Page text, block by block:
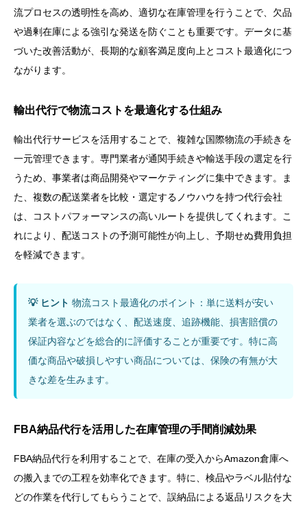
流プロセスの透明性を高め、適切な在庫管理を行うことで、欠品
や過剰在庫による強引な発送を防ぐことも重要です。データに基
づいた改善活動が、長期的な顧客満足度向上とコスト最適化につ
ながります。
輸出代行で物流コストを最適化する仕組み
輸出代行サービスを活用することで、複雑な国際物流の手続きを
一元管理できます。専門業者が通関手続きや輸送手段の選定を行
うため、事業者は商品開発やマーケティングに集中できます。ま
た、複数の配送業者を比較・選定するノウハウを持つ代行会社
は、コストパフォーマンスの高いルートを提供してくれます。こ
れにより、配送コストの予測可能性が向上し、予期せぬ費用負担
を軽減できます。
💡 ヒント 物流コスト最適化のポイント：単に送料が安い
業者を選ぶのではなく、配送速度、追跡機能、損害賠償の
保証内容などを総合的に評価することが重要です。特に高
価な商品や破損しやすい商品については、保険の有無が大
きな差を生みます。
FBA納品代行を活用した在庫管理の手間削減効果
FBA納品代行を利用することで、在庫の受入からAmazon倉庫へ
の搬入までの工程を効率化できます。特に、検品やラベル貼付な
どの作業を代行してもらうことで、誤納品による返品リスクを大